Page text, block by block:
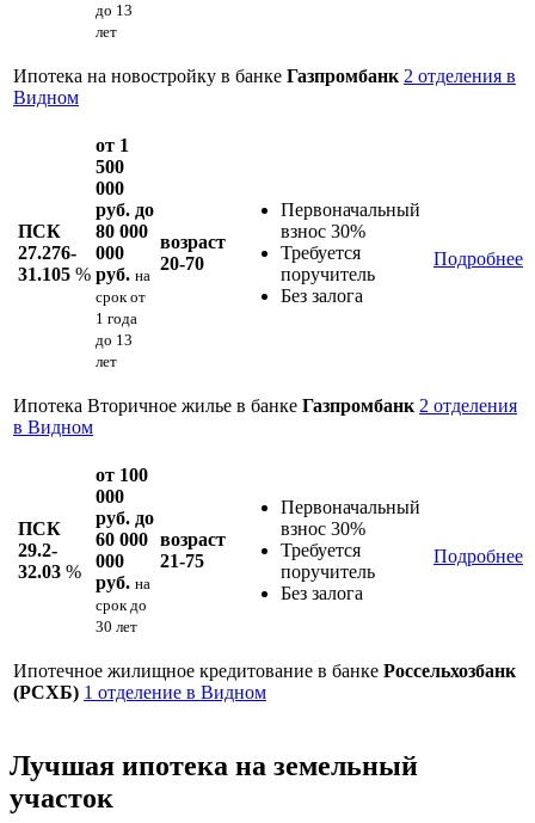
до 13
лет
Ипотека на новостройку в банке Газпромбанк 2 отделения в
Видном
ПСК
27.276-
31.105 %
от 1
500
000
руб. до
80 000
000
руб. на
срокот
1 года
до 13
лет
возраст
20-70
Первоначальный
взнос 30%
Требуется
поручитель
Без залога
Подробнее
Ипотека Вторичное жилье в банке Газпромбанк 2 отделения
в Видном
ПСК
29.2-
32.03 %
от 100
000
руб. до
60 000
000
руб. на
срокдо
30 лет
возраст
21-75
Первоначальный
взнос 30%
Требуется
поручитель
Без залога
Подробнее
Ипотечное жилищное кредитование в банке Россельхозбанк
(РСХБ) 1 отделение в Видном
Лучшая ипотека на земельный
участок